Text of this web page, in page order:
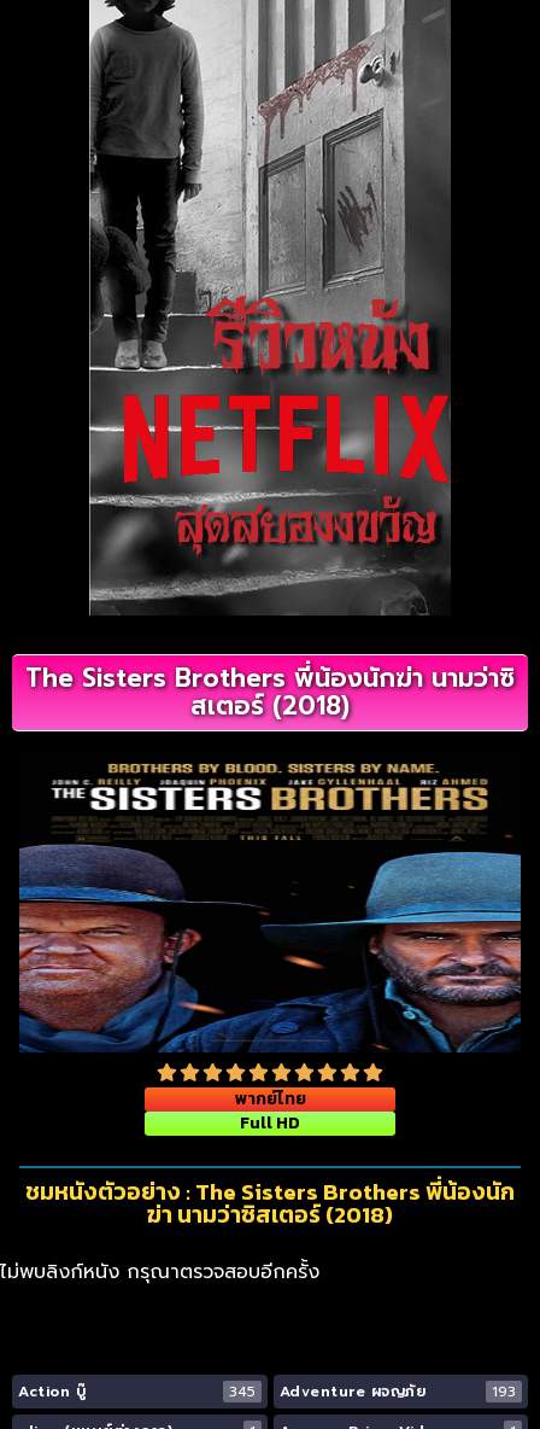
The Sisters Brothers พี่น้องนักฆ่า นามว่าซิ
สเตอร์ (2018)
พากย์ไทย
Full HD
ชมหนังตัวอย่าง : The Sisters Brothers พี่น้องนัก
ฆ่า นามว่าซิสเตอร์ (2018)
ไม่พบลิงก์หนัง กรุณาตรวจสอบอีกครั้ง
Action บู๊ 345 Adventure ผจญภัย
193